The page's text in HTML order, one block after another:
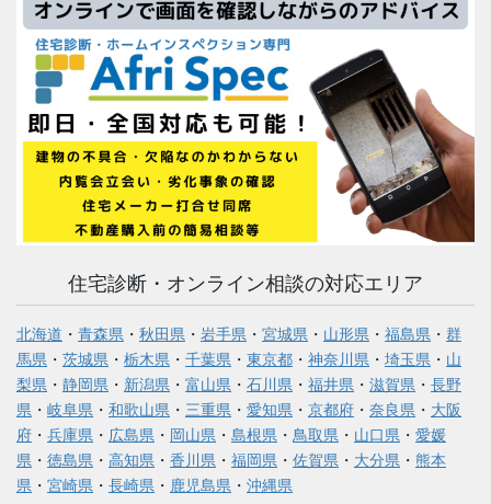
住宅診断・オンライン相談の対応エリア
北海道 ・ 青森県 ・ 秋田県 ・ 岩手県 ・ 宮城県 ・ 山形県 ・ 福島県 ・ 群
馬県 ・ 茨城県 ・ 栃木県 ・ 千葉県 ・ 東京都 ・ 神奈川県 ・ 埼玉県 ・ 山
梨県 ・ 静岡県 ・ 新潟県 ・ 富山県 ・ 石川県 ・ 福井県 ・ 滋賀県 ・ 長野
県 ・ 岐阜県 ・ 和歌山県 ・ 三重県 ・ 愛知県 ・ 京都府 ・ 奈良県 ・ 大阪
府 ・ 兵庫県 ・ 広島県 ・ 岡山県 ・ 島根県 ・ 鳥取県 ・ 山口県 ・ 愛媛
県 ・ 徳島県 ・ 高知県 ・ 香川県 ・ 福岡県 ・ 佐賀県 ・ 大分県 ・ 熊本
県 ・ 宮崎県 ・ 長崎県 ・ 鹿児島県 ・ 沖縄県